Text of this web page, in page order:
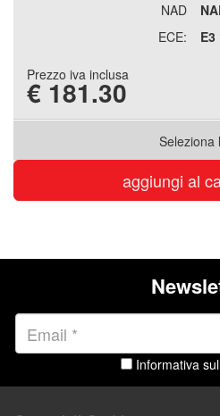
NAD
ECE:
E3
Prezzo iva inclusa
€ 181.30
Seleziona
aggiungi al
Informativa